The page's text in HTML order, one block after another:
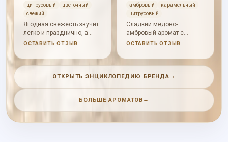
цитрусовый
цветочный
свежий
Ягодная свежесть звучит
легко и празднично, а
роза с мускусом делают
дневным.
ОСТАВИТЬ ОТЗЫВ
амбровый
карамельный
цитрусовый
Сладкий медово-
амбровый аромат с
пряным цитрусовым
и теплой гурманской
базой.
ОСТАВИТЬ ОТЗЫВ
ОТКРЫТЬ ЭНЦИКЛОПЕДИЮ БРЕНДА →
БОЛЬШЕ АРОМАТОВ →